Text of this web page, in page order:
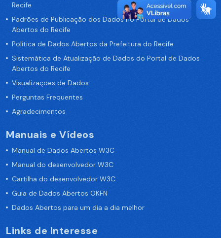
Recife
Padrões de Publicação dos Dados no Portal de Dados
Abertos do Recife
Política de Dados Abertos da Prefeitura do Recife
Sistemática de Atualização de Dados do Portal de Dados
Abertos do Recife
Visualizações de Dados
Perguntas Frequentes
Agradecimentos
Manuais e Vídeos
Manual de Dados Abertos W3C
Manual do desenvolvedor W3C
Cartilha do desenvolvedor W3C
Guia de Dados Abertos OKFN
Dados Abertos para um dia a dia melhor
Links de Interesse